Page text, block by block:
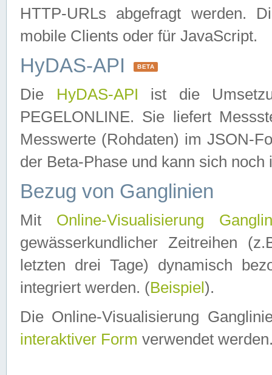
HTTP-URLs abgefragt werden.
mobile Clients oder für JavaScript.
HyDAS-API BETA
Die HyDAS-API ist die
PEGELONLINE. Sie liefert
Messwerte (Rohdaten) im JSON-
der Beta-Phase und kann sich noch
Bezug von Ganglinien
Mit Online-Visualisierung
gewässerkundlicher Zeitreihen
letzten drei Tage) dynamisch
integriert werden. (Beispiel ).
Die Online-Visualisierung
interaktiver Form verwendet